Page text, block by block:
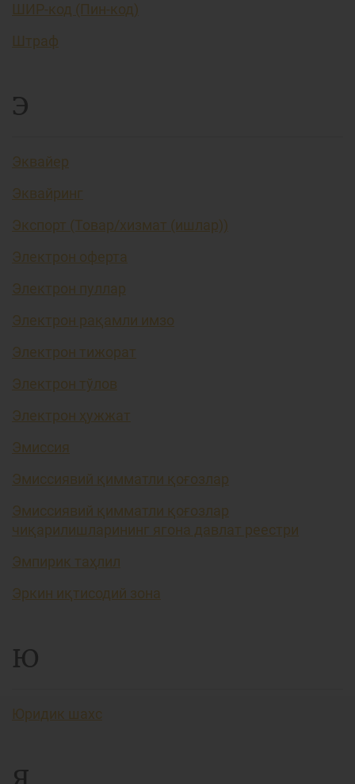
ШИР-код (Пин-код)
Штраф
Э
Эквайер
Эквайринг
Экспорт (Товар/хизмат (ишлар))
Электрон оферта
Электрон пуллар
Электрон рақамли имзо
Электрон тижорат
Электрон тўлов
Электрон ҳужжат
Эмиссия
Эмиссиявий қимматли қоғозлар
Эмиссиявий қимматли қоғозлар
чиқарилишларининг ягона давлат реестри
Эмпирик таҳлил
Эркин иқтисодий зона
Ю
Юридик шахс